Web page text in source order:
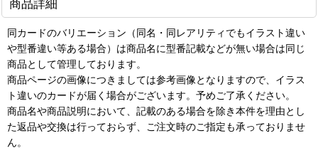
商品詳細
同カードのバリエーション（同名・同レアリティでもイラスト違い
や型番違い等ある場合）は商品名に型番記載などが無い場合は同じ
商品として管理しております。
商品ページの画像につきましては参考画像となりますので、イラス
ト違いのカードが届く場合がございます。予めご了承ください。
商品名や商品説明において、記載のある場合を除き本件を理由とし
た返品や交換は行っておらず、ご注文時のご指定も承っておりませ
ん。